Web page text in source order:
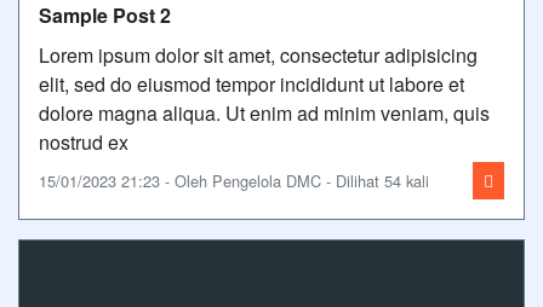
Sample Post 2
Lorem ipsum dolor sit amet, consectetur adipisicing
elit, sed do eiusmod tempor incididunt ut labore et
dolore magna aliqua. Ut enim ad minim veniam, quis
nostrud ex
15/01/2023 21:23 - Oleh Pengelola DMC - Dilihat 54 kali